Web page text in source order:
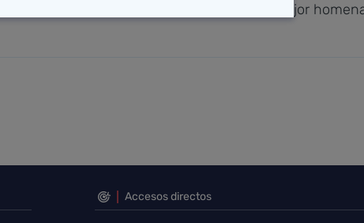
Seguir trabajando con ese espíritu es el mejor
Accesos directos